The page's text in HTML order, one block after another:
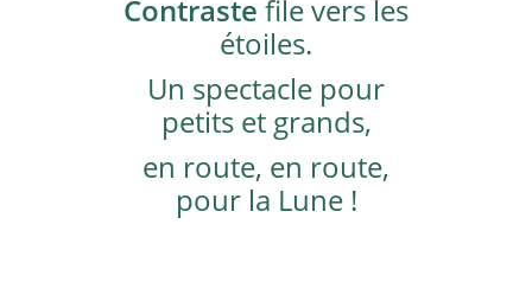
Contraste file vers les
étoiles.
Un spectacle pour
petits et grands,
en route, en route,
pour la Lune !